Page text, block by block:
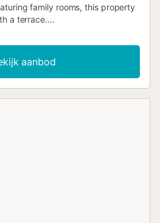
family rooms, this property
a terrace....
aanbod